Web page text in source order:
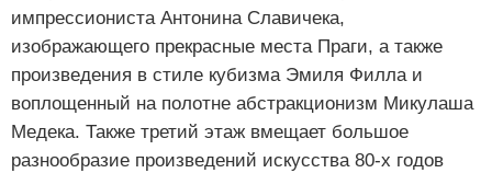
импрессиониста Антонина Славичека,
изображающего прекрасные места Праги, а также
произведения в стиле кубизма Эмиля Филла и
воплощенный на полотне абстракционизм Микулаша
Медека. Также третий этаж вмещает большое
разнообразие произведений искусства 80-х годов